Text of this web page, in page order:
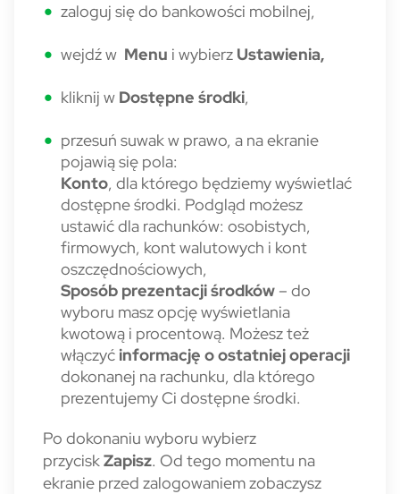
zaloguj się do bankowości mobilnej,
wejdź w Menu i wybierz Ustawienia,
kliknij w Dostępne środki,
przesuń suwak w prawo, a na ekranie
pojawią się pola:
Konto, dla którego będziemy wyświetlać
dostępne środki. Podgląd możesz
ustawić dla rachunków: osobistych,
firmowych, kont walutowych i kont
oszczędnościowych,
Sposób prezentacjiśrodków – do
wyboru masz opcję wyświetlania
kwotową i procentową. Możesz też
włączyć informację o ostatniej operacji
dokonanej na rachunku, dla którego
prezentujemy Ci dostępne środki.
Po dokonaniu wyboru wybierz
przyciskZapisz. Od tego momentu na
ekranie przed zalogowaniem zobaczysz